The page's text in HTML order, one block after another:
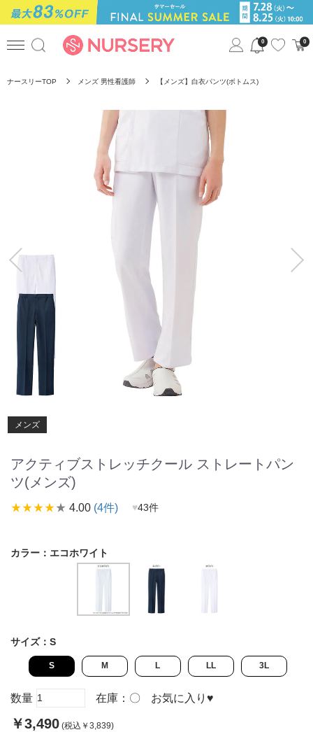
0 0
ナースリーTOP メンズ 男性看護師 【メンズ】白衣パンツ(ボトムス)
メンズ
アクティブストレッチクール ストレートパン
ツ(メンズ)
star_ratestar_ratestar_ratestar_ratestar_rate 4.00 (4件) ♥43件
カラー： エコホワイト
サイズ： S
S M L LL 3L
数量 在庫： 〇 お気に入り ♥
￥3,490 (税込￥3,839)